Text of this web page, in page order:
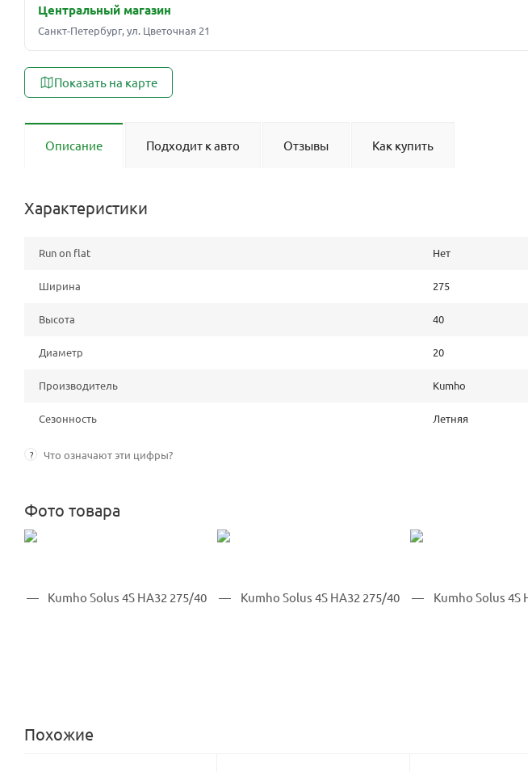
Центральный магазин
Санкт-Петербург, ул. Цветочная 21
Показать на карте
Описание Подходит к авто Отзывы Как купить
Характеристики
Run on flat Нет
Ширина 275
Высота 40
Диаметр 20
Производитель Kumho
Сезонность Летняя
? Что означают эти цифры?
Фото товара
Похожие